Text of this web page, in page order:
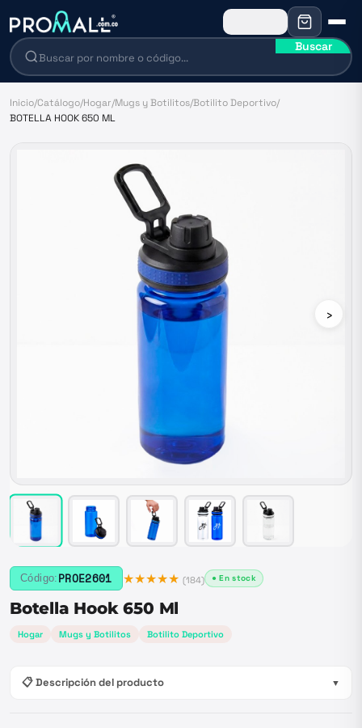
Buscar
Inicio/Catálogo/Hogar/Mugs y Botilitos/Botilito Deportivo/
BOTELLA HOOK 650 ML
›
Código: PROE2601 ★★★★★ (184) ● En stock
Botella Hook 650 Ml
Hogar Mugs y Botilitos Botilito Deportivo
📋 Descripción del producto ▼